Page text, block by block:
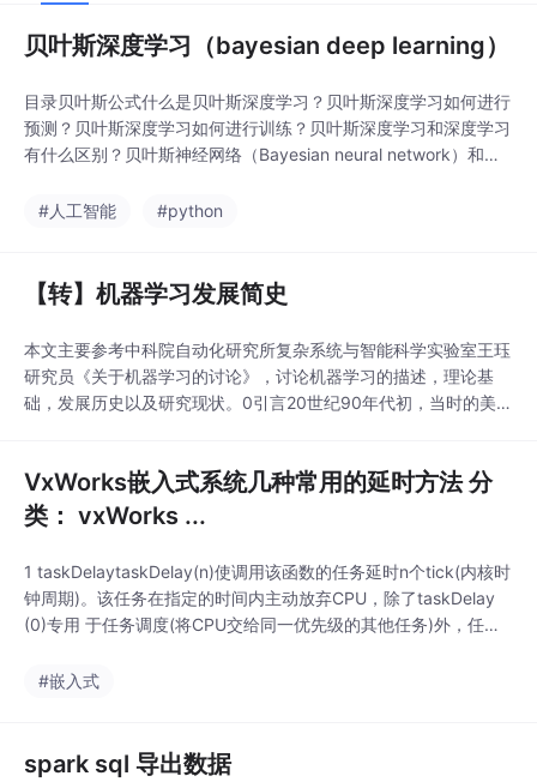
贝叶斯深度学习（bayesian deep learning）
目录贝叶斯公式什么是贝叶斯深度学习？贝叶斯深度学习如何进行
预测？贝叶斯深度学习如何进行训练？贝叶斯深度学习和深度学习
有什么区别？贝叶斯神经网络（Bayesian neural network）和贝
#人工智能
#python
【转】机器学习发展简史
本文主要参考中科院自动化研究所复杂系统与智能科学实验室王珏
研究员《关于机器学习的讨论》，讨论机器学习的描述，理论基
础，发展历史以及研究现状。0引言20世纪90年代初，当时的美国
方面的内容：(1)不分时间与地域，可以方便地获得信息...
VxWorks嵌入式系统几种常用的延时方法 分
类： vxWorks ...
1 taskDelaytaskDelay(n)使调用该函数的任务延时n个tick(内核时
钟周期)。该任务在指定的时间内主动放弃CPU，除了taskDelay
(0)专用 于任务调度(将CPU交给同一优先级的其他任务)外，任务
有中断触发时，taskDelay 能很方便地实现，且不影响系统整体性
#嵌入式
spark sql 导出数据